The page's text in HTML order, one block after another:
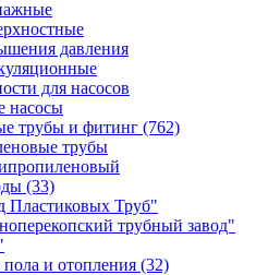
давления
для насосов
насосы
трубы и фитинг (762)
трубы
(33)
Пластиковых Труб"
трубный завод"
пола и отопления (32)